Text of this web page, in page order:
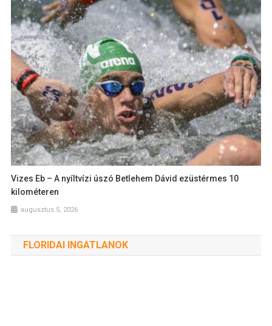
Vizes Eb – A nyíltvízi úszó Betlehem Dávid ezüstérmes 10
kilométeren
augusztus 5, 2026
FLORIDAI INGATLANOK